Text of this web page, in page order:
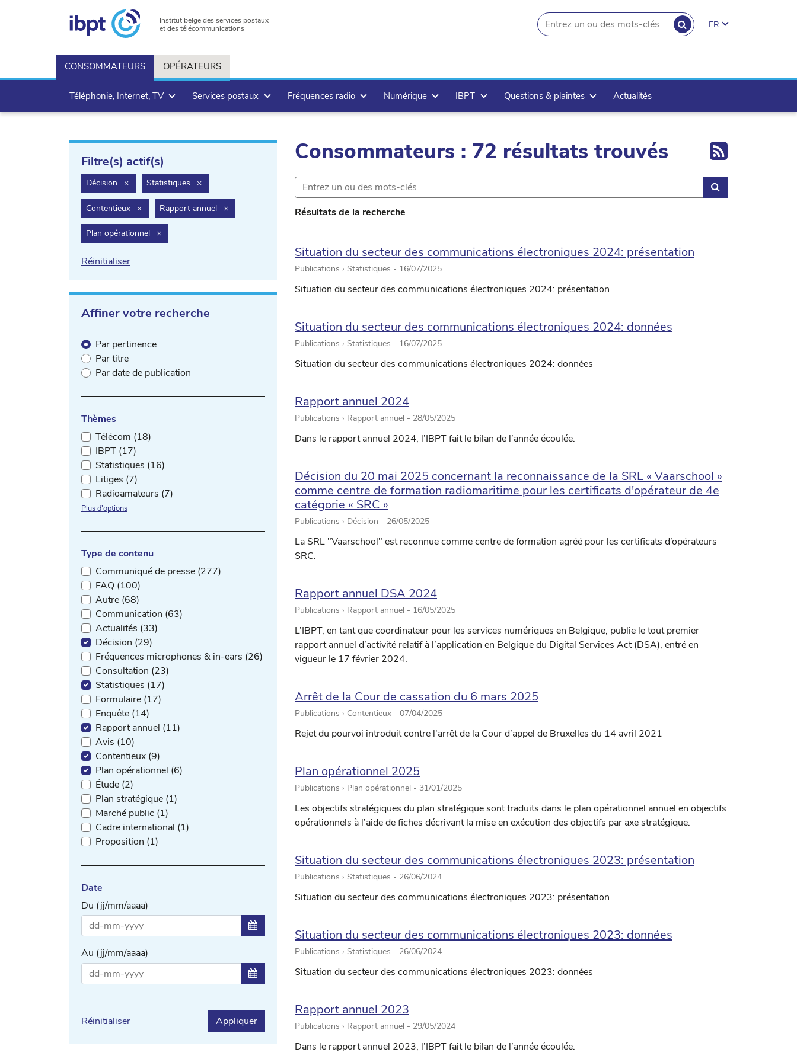
Institut belge des services postaux
et des télécommunications
RECHERCHER
search.button
FR
CONSOMMATEURS OPÉRATEURS
Téléphonie, Internet, TV Services postaux Fréquences radio Numérique IBPT Questions & plaintes Actualités
Filtre(s) actif(s)
Décision ×filter.delete
Statistiques ×filter.delete
Contentieux ×filter.deleteRapport annuel ×filter.delete
Plan opérationnel ×filter.delete
Réinitialiser
Affiner votre recherche
Par pertinence
Par titre
Par date de publication
Thèmes
Télécom (18)
IBPT (17)
Statistiques (16)
Litiges (7)
Radioamateurs (7)
Plus d'options
Type de contenu
Communiqué de presse (277)
FAQ (100)
Autre (68)
Communication (63)
Actualités (33)
Décision (29)
Fréquences microphones & in-ears (26)
Consultation (23)
Statistiques (17)
Formulaire (17)
Enquête (14)
Rapport annuel (11)
Avis (10)
Contentieux (9)
Plan opérationnel (6)
Étude (2)
Plan stratégique (1)
Marché public (1)
Cadre international (1)
Proposition (1)
Date
Du (jj/mm/aaaa)
Sélectionner une date ...
Au (jj/mm/aaaa)
Sélectionner une date ...
Réinitialiser Appliquer
Consommateurs : 72 résultats trouvés Export
Résultats de la recherche
Situation du secteur des communications électroniques 2024: présentation
Publications › Statistiques - 16/07/2025
Situation du secteur des communications électroniques 2024: présentation
Situation du secteur des communications électroniques 2024: données
Publications › Statistiques - 16/07/2025
Situation du secteur des communications électroniques 2024: données
Rapport annuel 2024
Publications › Rapport annuel - 28/05/2025
Dans le rapport annuel 2024, l’IBPT fait le bilan de l’année écoulée.
Décision du 20 mai 2025 concernant la reconnaissance de la SRL « Vaarschool »
comme centre de formation radiomaritime pour les certificats d'opérateur de 4e
catégorie « SRC »
Publications › Décision - 26/05/2025
La SRL "Vaarschool" est reconnue comme centre de formation agréé pour les certificats d’opérateurs
SRC.
Rapport annuel DSA 2024
Publications › Rapport annuel - 16/05/2025
L’IBPT, en tant que coordinateur pour les services numériques en Belgique, publie le tout premier
rapport annuel d’activité relatif à l’application en Belgique du Digital Services Act (DSA), entré en
vigueur le 17 février 2024.
Arrêt de la Cour de cassation du 6 mars 2025
Publications › Contentieux - 07/04/2025
Rejet du pourvoi introduit contre l'arrêt de la Cour d’appel de Bruxelles du 14 avril 2021
Plan opérationnel 2025
Publications › Plan opérationnel - 31/01/2025
Les objectifs stratégiques du plan stratégique sont traduits dans le plan opérationnel annuel en objectifs
opérationnels à l’aide de fiches décrivant la mise en exécution des objectifs par axe stratégique.
Situation du secteur des communications électroniques 2023: présentation
Publications › Statistiques - 26/06/2024
Situation du secteur des communications électroniques 2023: présentation
Situation du secteur des communications électroniques 2023: données
Publications › Statistiques - 26/06/2024
Situation du secteur des communications électroniques 2023: données
Rapport annuel 2023
Publications › Rapport annuel - 29/05/2024
Dans le rapport annuel 2023, l’IBPT fait le bilan de l’année écoulée.